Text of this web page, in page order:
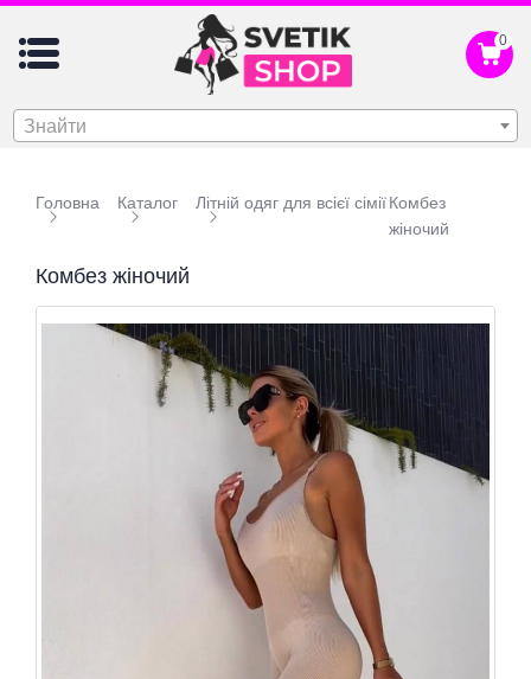
0
Знайти
Головна Каталог Літній одяг для всієї сіміїКомбез
жіночий
Комбез жіночий